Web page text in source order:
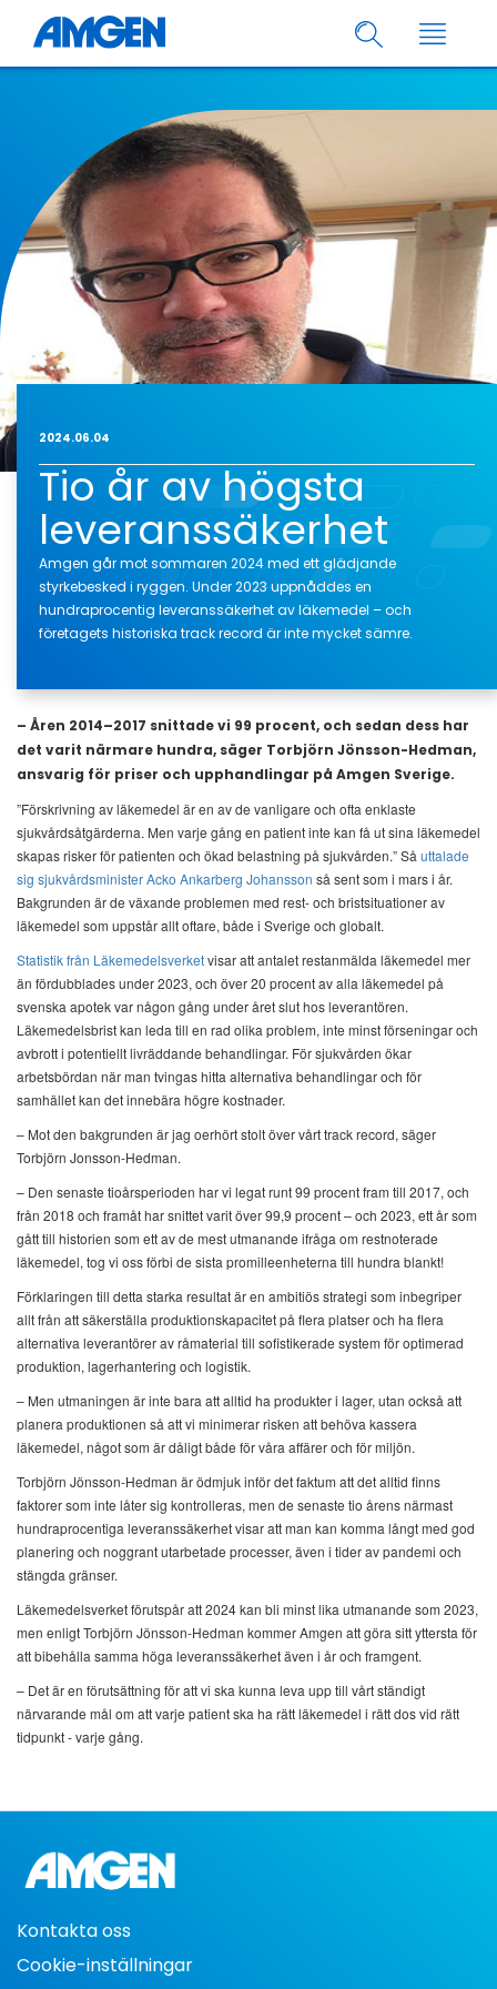
2024.06.04
Tio år av högsta
leveranssäkerhet
Amgen går mot sommaren 2024 med ett glädjande
styrkebesked i ryggen. Under 2023 uppnåddes en
hundraprocentig leveranssäkerhet av läkemedel – och
företagets historiska track record är inte mycket sämre.
– Åren 2014–2017 snittade vi 99 procent, och sedan dess har
det varit närmare hundra, säger Torbjörn Jönsson-Hedman,
ansvarig för priser och upphandlingar på Amgen Sverige.
”Förskrivning av läkemedel är en av de vanligare och ofta enklaste
sjukvårdsåtgärderna. Men varje gång en patient inte kan få ut sina läkemedel
skapas risker för patienten och ökad belastning på sjukvården.” Så uttalade
sig sjukvårdsminister Acko Ankarberg Johansson så sent som i mars i år.
Bakgrunden är de växande problemen med rest- och bristsituationer av
läkemedel som uppstår allt oftare, både i Sverige och globalt.
Statistik från Läkemedelsverketvisar att antalet restanmälda läkemedel mer
än fördubblades under 2023, och över 20 procent av alla läkemedel på
svenska apotek var någon gång under året slut hos leverantören.
Läkemedelsbrist kan leda till en rad olika problem, inte minst förseningar och
avbrott i potentiellt livräddande behandlingar. För sjukvården ökar
arbetsbördan när man tvingas hitta alternativa behandlingar och för
samhället kan det innebära högre kostnader.
– Mot den bakgrunden är jag oerhört stolt över vårt track record, säger
Torbjörn Jonsson-Hedman.
– Den senaste tioårsperioden har vi legat runt 99 procent fram till 2017, och
från 2018 och framåt har snittet varit över 99,9 procent – och 2023, ett år som
gått till historien som ett av de mest utmanande ifråga om restnoterade
läkemedel, tog vi oss förbi de sista promilleenheterna till hundra blankt!
Förklaringen till detta starka resultat är en ambitiös strategi som inbegriper
allt från att säkerställa produktionskapacitet på flera platser och ha flera
alternativa leverantörer av råmaterial till sofistikerade system för optimerad
produktion, lagerhantering och logistik.
– Men utmaningen är inte bara att alltid ha produkter i lager, utan också att
planera produktionen så att vi minimerar risken att behöva kassera
läkemedel, något som är dåligt både för våra affärer och för miljön.
Torbjörn Jönsson-Hedman är ödmjuk inför det faktum att det alltid finns
faktorer som inte låter sig kontrolleras, men de senaste tio årens närmast
hundraprocentiga leveranssäkerhet visar att man kan komma långt med god
planering och noggrant utarbetade processer, även i tider av pandemi och
stängda gränser.
Läkemedelsverket förutspår att 2024 kan bli minst lika utmanande som 2023,
men enligt Torbjörn Jönsson-Hedman kommer Amgen att göra sitt yttersta för
att bibehålla samma höga leveranssäkerhet även i år och framgent.
– Det är en förutsättning för att vi ska kunna leva upp till vårt ständigt
närvarande mål om att varje patient ska ha rätt läkemedel i rätt dos vid rätt
tidpunkt - varje gång.
Kontakta oss
Cookie-inställningar